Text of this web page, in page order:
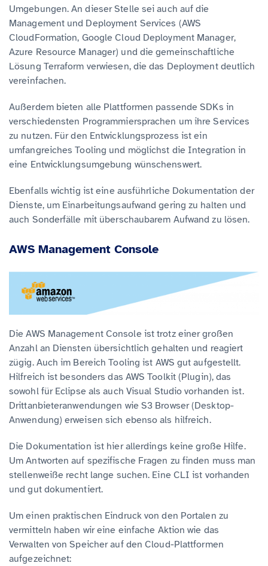
Umgebungen. An dieser Stelle sei auch auf die
Management und Deployment Services (AWS
CloudFormation, Google Cloud Deployment Manager,
Azure Resource Manager) und die gemeinschaftliche
Lösung Terraform verwiesen, die das Deployment deutlich
vereinfachen.
Außerdem bieten alle Plattformen passende SDKs in
verschiedensten Programmiersprachen um ihre Services
zu nutzen. Für den Entwicklungsprozess ist ein
umfangreiches Tooling und möglichst die Integration in
eine Entwicklungsumgebung wünschenswert.
Ebenfalls wichtig ist eine ausführliche Dokumentation der
Dienste, um Einarbeitungsaufwand gering zu halten und
auch Sonderfälle mit überschaubarem Aufwand zu lösen.
AWS Management Console
Die AWS Management Console ist trotz einer großen
Anzahl an Diensten übersichtlich gehalten und reagiert
zügig. Auch im Bereich Tooling ist AWS gut aufgestellt.
Hilfreich ist besonders das AWS Toolkit (Plugin), das
sowohl für Eclipse als auch Visual Studio vorhanden ist.
Drittanbieteranwendungen wie S3 Browser (Desktop-
Anwendung) erweisen sich ebenso als hilfreich.
Die Dokumentation ist hier allerdings keine große Hilfe.
Um Antworten auf spezifische Fragen zu finden muss man
stellenweiße recht lange suchen. Eine CLI ist vorhanden
und gut dokumentiert.
Um einen praktischen Eindruck von den Portalen zu
vermitteln haben wir eine einfache Aktion wie das
Verwalten von Speicher auf den Cloud-Plattformen
aufgezeichnet: